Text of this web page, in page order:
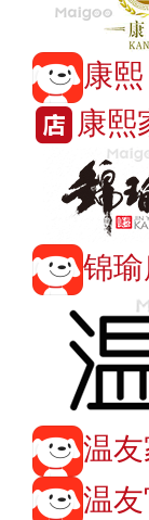
康
康熙
锦
温
温